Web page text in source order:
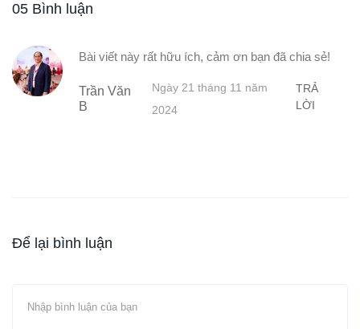
05 Bình luận
Bài viết này rất hữu ích, cảm ơn bạn đã chia sẻ!
Trần Văn
B
Ngày 21 tháng 11 năm
2024
TRẢ
LỜI
Để lại bình luận